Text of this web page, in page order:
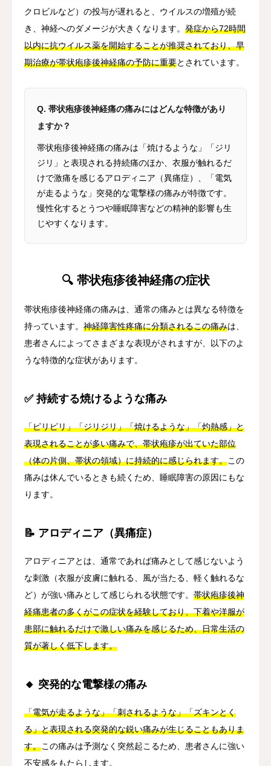
クロビルなど）の投与が遅れると、ウイルスの増殖が続
き、神経へのダメージが大きくなります。 発症から72時間
以内に抗ウイルス薬を開始することが推奨されており、早
期治療が帯状疱疹後神経痛の予防に重要とされています。
Q. 帯状疱疹後神経痛の痛みにはどんな特徴があり
ますか？
帯状疱疹後神経痛の痛みは「焼けるような」「ジリ
ジリ」と表現される持続痛のほか、衣服が触れるだ
けで激痛を感じるアロディニア（異痛症）、「電気
が走るような」突発的な電撃様の痛みが特徴です。
慢性化するとうつや睡眠障害などの精神的影響も生
じやすくなります。
🔍 帯状疱疹後神経痛の症状
帯状疱疹後神経痛の痛みは、通常の痛みとは異なる特徴を
持っています。 神経障害性疼痛に分類されるこの痛みは、
患者さんによってさまざまな表現がされますが、以下のよ
うな特徴的な症状があります。
✅ 持続する焼けるような痛み
「ピリピリ」「ジリジリ」「焼けるような」「灼熱感」と
表現されることが多い痛みで、帯状疱疹が出ていた部位
（体の片側、帯状の領域）に持続的に感じられます。この
痛みは休んでいるときも続くため、睡眠障害の原因にもな
ります。
📝 アロディニア（異痛症）
アロディニアとは、通常であれば痛みとして感じないよう
な刺激（衣服が皮膚に触れる、風が当たる、軽く触れるな
ど）が強い痛みとして感じられる状態です。 帯状疱疹後神
経痛患者の多くがこの症状を経験しており、下着や洋服が
患部に触れるだけで激しい痛みを感じるため、日常生活の
質が著しく低下します。
🔸 突発的な電撃様の痛み
「電気が走るような」「刺されるような」「ズキンとく
る」と表現される突発的な鋭い痛みが生じることもありま
す。この痛みは予測なく突然起こるため、患者さんに強い
不安感をもたらします。